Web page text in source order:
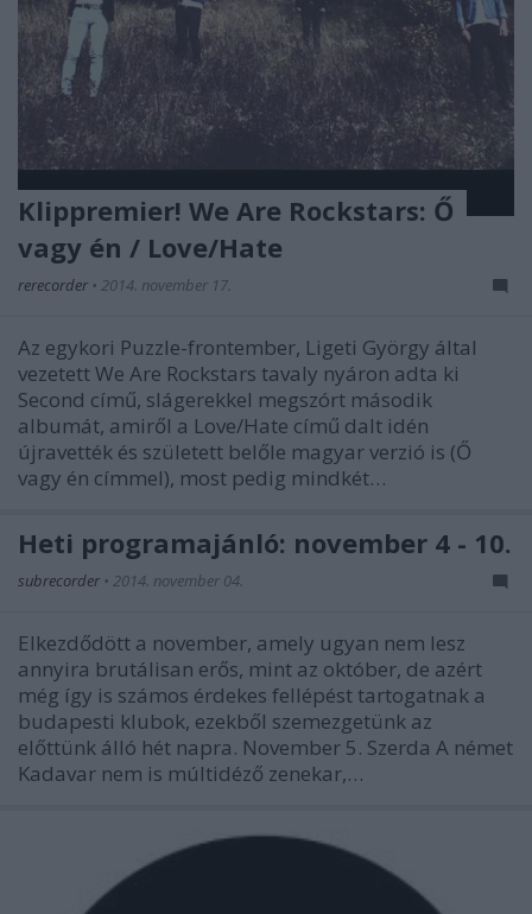
Klippremier! We Are Rockstars: Ő
vagy én / Love/Hate
rerecorder • 2014. november 17.
Az egykori Puzzle-frontember, Ligeti György által
vezetett We Are Rockstars tavaly nyáron adta ki
Second című, slágerekkel megszórt második
albumát, amiről a Love/Hate című dalt idén
újravették és született belőle magyar verzió is (Ő
vagy én címmel), most pedig mindkét…
Heti programajánló: november 4 - 10.
subrecorder • 2014. november 04.
Elkezdődött a november, amely ugyan nem lesz
annyira brutálisan erős, mint az október, de azért
még így is számos érdekes fellépést tartogatnak a
budapesti klubok, ezekből szemezgetünk az
előttünk álló hét napra. November 5. Szerda A német
Kadavar nem is múltidéző zenekar,…